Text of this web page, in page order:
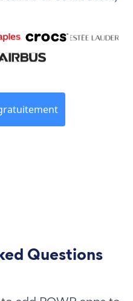
Questions